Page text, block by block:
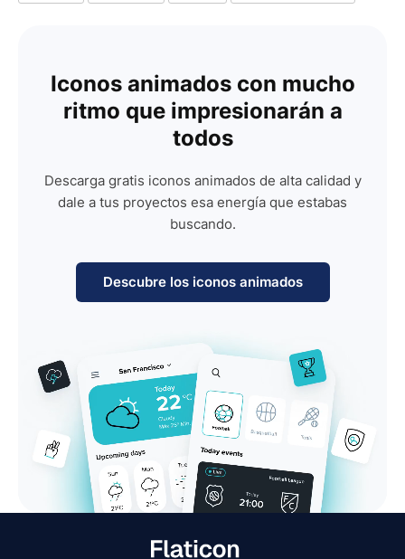
Iconos animados con mucho
ritmo que impresionarán a
todos
Descarga gratis iconos animados de alta calidad y
dale a tus proyectos esa energía que estabas
buscando.
Descubre los iconos animados